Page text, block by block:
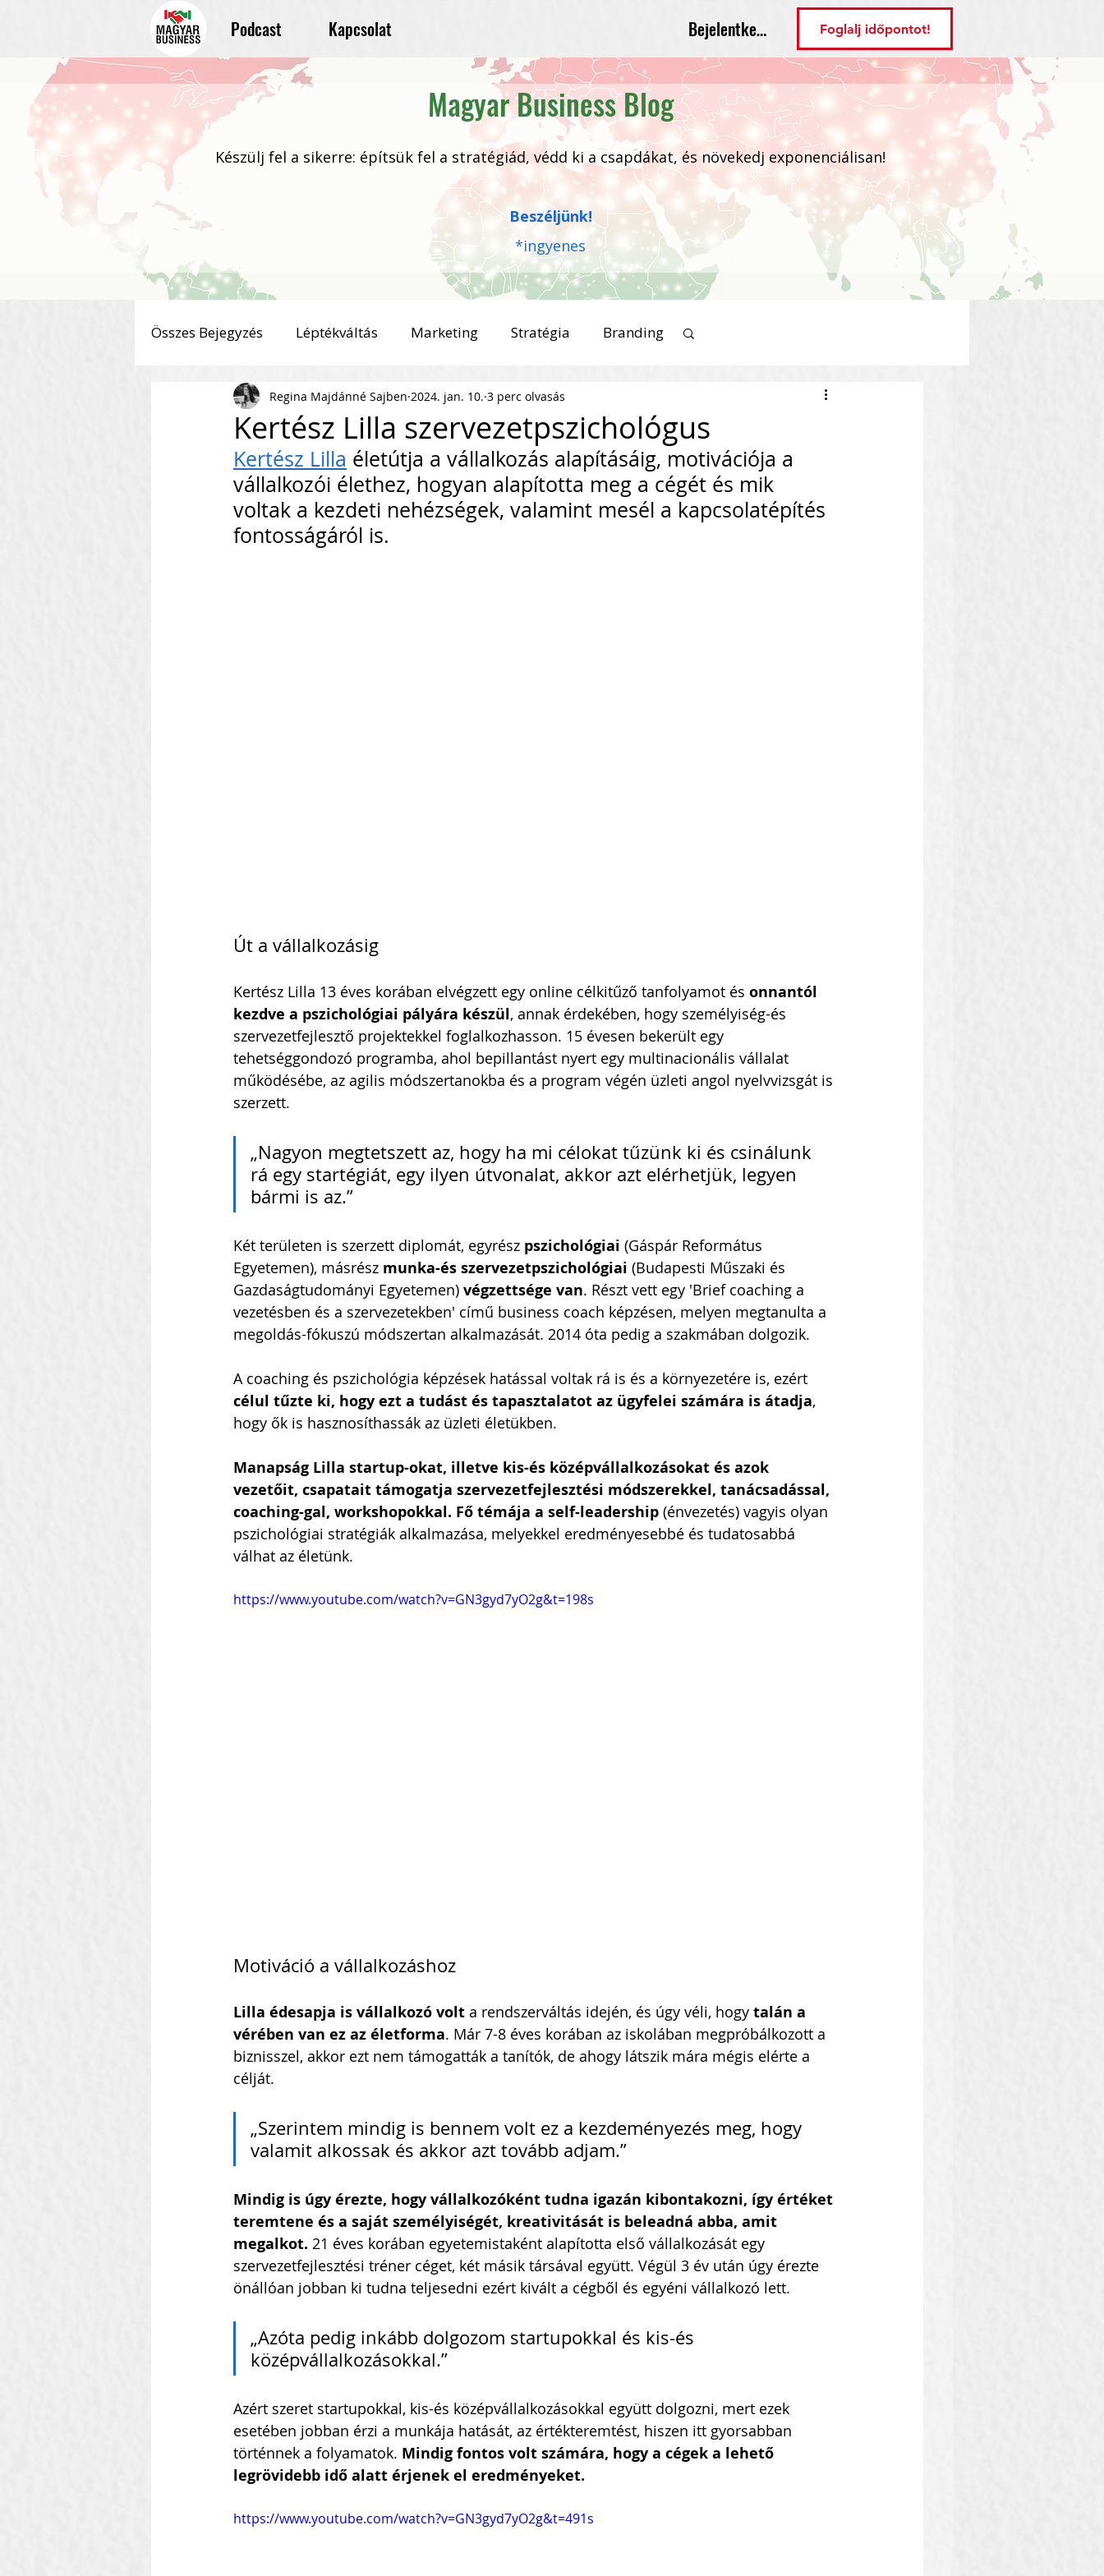
Podcast Kapcsolat Bejelentkezés Foglalj időpontot!
Magyar Business Blog
Készülj fel a sikerre: építsük fel a stratégiád, védd ki a csapdákat, és növekedj exponenciálisan!
Beszéljünk!
*ingyenes
Összes Bejegyzés Léptékváltás Marketing Stratégia Branding
KKV Magyar Business Podcast PR HR
Kommunikáció Csapatépítés KKV Skálázás Munkaerőpiac
Vállalkozás Építés Nonprofit Szervezet
Kertész Lilla szervezetpszichológus
Regina Majdánné Sajben 2024. jan. 10. 3 perc olvasás
Kertész Lilla életútja a vállalkozás alapításáig, motivációja a
vállalkozói élethez, hogyan alapította meg a cégét és mik
voltak a kezdeti nehézségek, valamint mesél a kapcsolatépítés
fontosságáról is.
Út a vállalkozásig
Kertész Lilla 13 éves korában elvégzett egy online célkitűző tanfolyamot és onnantól
kezdve a pszichológiai pályára készül, annak érdekében, hogy személyiség-és
szervezetfejlesztő projektekkel foglalkozhasson. 15 évesen bekerült egy
tehetséggondozó programba, ahol bepillantást nyert egy multinacionális vállalat
működésébe, az agilis módszertanokba és a program végén üzleti angol nyelvvizsgát is
szerzett.
„Nagyon megtetszett az, hogy ha mi célokat tűzünk ki és csinálunk
rá egy startégiát, egy ilyen útvonalat, akkor azt elérhetjük, legyen
bármi is az.”
Két területen is szerzett diplomát, egyrész pszichológiai (Gáspár Református
Egyetemen), másrész munka-és szervezetpszichológiai (Budapesti Műszaki és
Gazdaságtudományi Egyetemen) végzettsége van. Részt vett egy 'Brief coaching a
vezetésben és a szervezetekben' című business coach képzésen, melyen megtanulta a
megoldás-fókuszú módszertan alkalmazását. 2014 óta pedig a szakmában dolgozik.
A coaching és pszichológia képzések hatással voltak rá is és a környezetére is, ezért
célul tűzte ki, hogy ezt a tudást és tapasztalatot az ügyfelei számára is átadja,
hogy ők is hasznosíthassák az üzleti életükben.
Manapság Lilla startup-okat, illetve kis-és középvállalkozásokat és azok
vezetőit, csapatait támogatja szervezetfejlesztési módszerekkel, tanácsadással,
coaching-gal, workshopokkal. Fő témája a self-leadership (énvezetés) vagyis olyan
pszichológiai stratégiák alkalmazása, melyekkel eredményesebbé és tudatosabbá
válhat az életünk.
https://www.youtube.com/watch?v=GN3gyd7yO2g&t=198s
Motiváció a vállalkozáshoz
Lilla édesapja is vállalkozó volt a rendszerváltás idején, és úgy véli, hogy talán a
vérében van ez az életforma. Már 7-8 éves korában az iskolában megpróbálkozott a
biznisszel, akkor ezt nem támogatták a tanítók, de ahogy látszik mára mégis elérte a
célját.
„Szerintem mindig is bennem volt ez a kezdeményezés meg, hogy
valamit alkossak és akkor azt tovább adjam.”
Mindig is úgy érezte, hogy vállalkozóként tudna igazán kibontakozni, így értéket
teremtene és a saját személyiségét, kreativitását is beleadná abba, amit
megalkot. 21 éves korában egyetemistaként alapította első vállalkozását egy
szervezetfejlesztési tréner céget, két másik társával együtt. Végül 3 év után úgy érezte
önállóan jobban ki tudna teljesedni ezért kivált a cégből és egyéni vállalkozó lett.
„Azóta pedig inkább dolgozom startupokkal és kis-és
középvállalkozásokkal.”
Azért szeret startupokkal, kis-és középvállalkozásokkal együtt dolgozni, mert ezek
esetében jobban érzi a munkája hatását, az értékteremtést, hiszen itt gyorsabban
történnek a folyamatok. Mindig fontos volt számára, hogy a cégek a lehető
legrövidebb idő alatt érjenek el eredményeket.
https://www.youtube.com/watch?v=GN3gyd7yO2g&t=491s